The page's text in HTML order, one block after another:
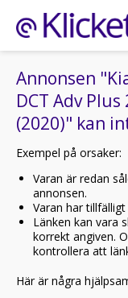
Annonsen
DCT Adv
(2020)" kan
Exempel på orsaker:
Varan är redan
annonsen.
Varan har
Länken kan vara
korrekt angiven.
kontrollera att
Här är några